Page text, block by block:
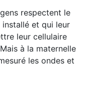
respectent le
installé et qui leur
leur cellulaire
à la maternelle
les ondes et